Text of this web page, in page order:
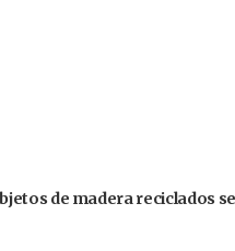
de madera reciclados